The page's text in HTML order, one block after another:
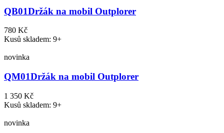
QB01Držák na mobil Outplorer
780 Kč
Kusů skladem: 9+
novinka
QM01Držák na mobil Outplorer
1 350 Kč
Kusů skladem: 9+
novinka